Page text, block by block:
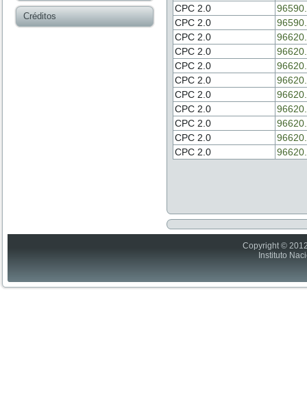
Créditos
CPC 2.0
CPC 2.0
CPC 2.0
CPC 2.0
CPC 2.0
CPC 2.0
CPC 2.0
CPC 2.0
CPC 2.0
CPC 2.0
CPC 2.0
Copyright ©
Instituto